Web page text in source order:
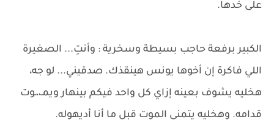
على خدها.
الكبير برفعة حاجب بسيطة وسخرية : وأنتِ... الصغيرة
اللي فاكرة إن أخوها يونس هينقذك. صدقيني... لو جه،
هخليه يشوف بعينه إزاي كل واحد فيكم بينهار ويمـ،،ـوت
قدامه. وهخليه يتمنى الموت قبل ما أنا أديهوله.